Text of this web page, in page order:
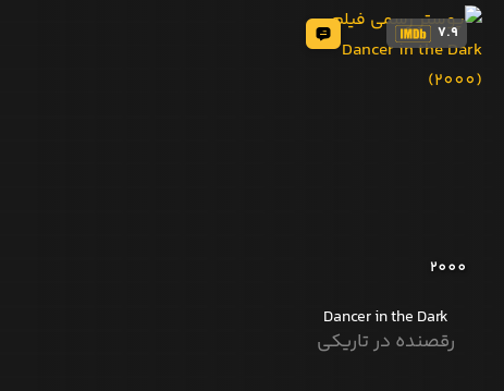
7.9
2000
Dancer in the Dark
رقصنده در تاریکی